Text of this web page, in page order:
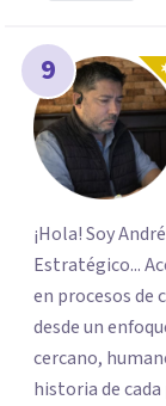
9
¡Hola! Soy
Estratégico...
en procesos de
desde un
cercano,
historia de cada